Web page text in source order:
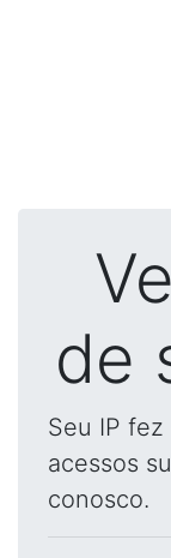
de
Seu IP
acessos
conosco.